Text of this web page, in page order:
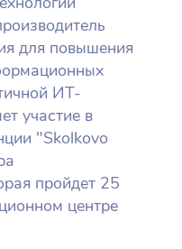
для повышения
ИТ-
участие в
"Skolkovo
пройдет 25
центре